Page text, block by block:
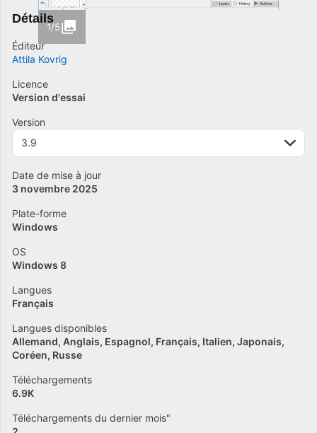
1/5
Détails
Éditeur
Attila Kovrig
Licence
Version d'essai
Version
3.9
Date de mise à jour
3 novembre 2025
Plate-forme
Windows
OS
Windows 8
Langues
Français
Langues disponibles
Allemand Anglais Espagnol Français Italien Japonais
Coréen Russe
Téléchargements
6.9K
Téléchargements du dernier mois"